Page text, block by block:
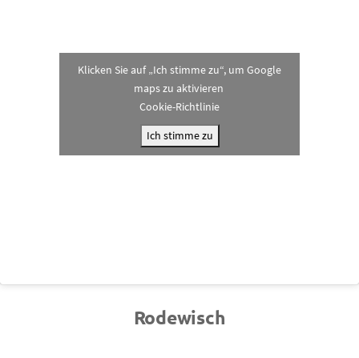
Klicken Sie auf „Ich stimme zu“, um Google
maps zu aktivieren
Cookie-Richtlinie
Ich stimme zu
Rodewisch